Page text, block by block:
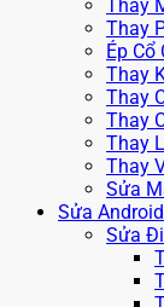
Thay
Thay
Ép
Thay
Thay
Thay
Thay
Thay
Sửa
Sửa Android
Sửa